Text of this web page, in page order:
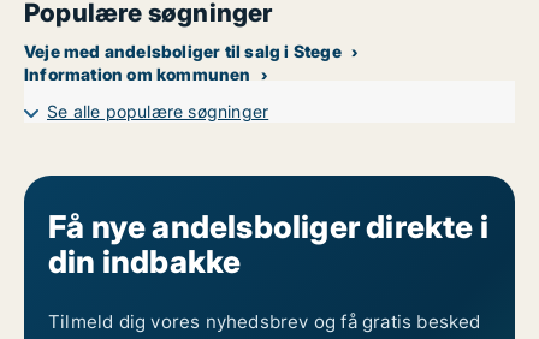
Populære søgninger
Veje med andelsboliger til salg i Stege
Information om kommunen
Se alle populære søgninger
Få nye andelsboliger direkte i
din indbakke
Tilmeld dig vores nyhedsbrev og få gratis besked